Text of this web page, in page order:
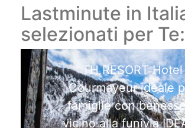
Lastminute in
selezionati per Te:
TH RESORT Hotel
Courmayeur ideale
famiglie con
vicino alla funivia